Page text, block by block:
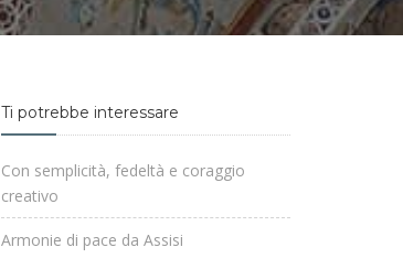
Ti potrebbe interessare
Con semplicità, fedeltà e coraggio
creativo
Armonie di pace da Assisi